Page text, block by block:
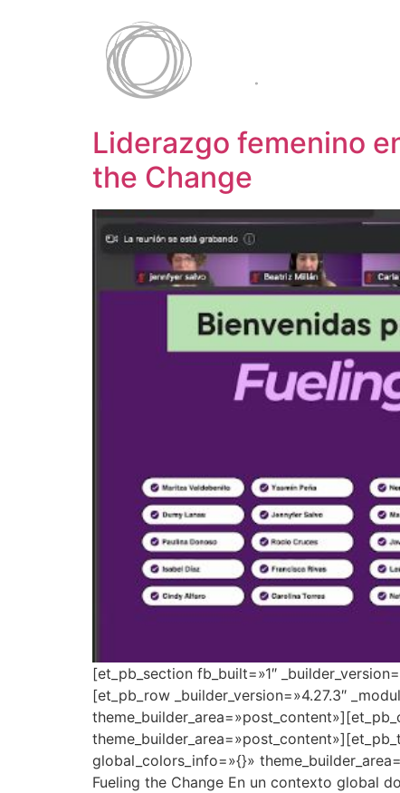
Liderazgo femenino
the Change
[et_pb_section fb_built=»1″
[et_pb_row _builder_version=»4.27.3″
global_colors_info=»{}»
Fueling the Change En un contexto global